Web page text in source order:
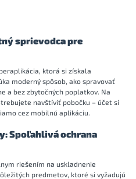
sprievodca pre
ktorá si získala
moderný spôsob, ako spravovať
a bez zbytočných poplatkov. Na
navštíviť pobočku – účet si
cez mobilnú aplikáciu.
Spoľahlivá ochrana
riešením na uskladnenie
predmetov, ktoré si vyžadujú